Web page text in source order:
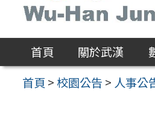
區
首頁 關於武漢
首頁 >校園公告 > 人事公